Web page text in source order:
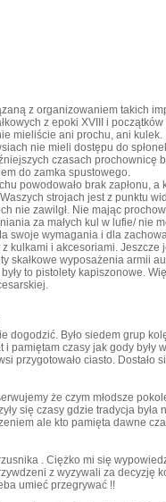
z organizowaniem takich
z epoki XVIII i
mieliście ani prochu, ani
nie mieli dostępu do
czasach prochownicę
do zamka spustowego.
powodowało brak zapłonu,
strojach jest z punktu
nie zawilgł. Nie mając
za małych kul w lufie/ nie
swoje wymagania i dla
kulkami i akcesoriami. Jeszcze
wyposażenia armii
to pistolety kapiszonowe.
dogodzić. Było siedem grup
pamiętam czasy jak gody były
przygotowało ciasto. Dostało
że czym młodsze
się czasy gdzie tradycja była
ale kto pamięta dawne
. Ciężko mi się
z wyzywali za decyzję
umieć przegrywać !!